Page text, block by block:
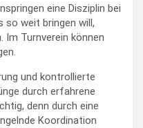
eine Disziplin bei
so weit bringen will,
Im Turnverein können
und kontrollierte
durch erfahrene
denn durch eine
Koordination